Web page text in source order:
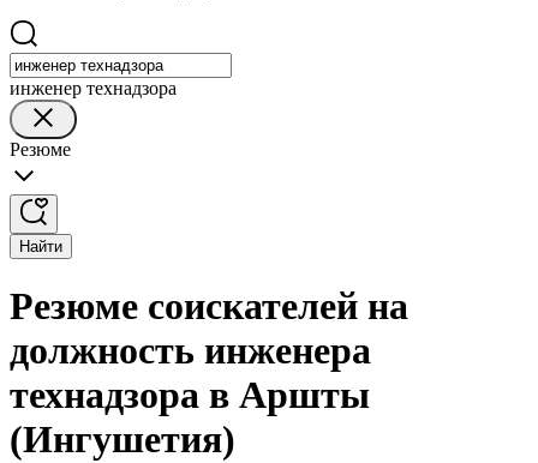
инженер технадзора
Резюме
Найти
Резюме соискателей на
должность инженера
технадзора в Аршты
(Ингушетия)